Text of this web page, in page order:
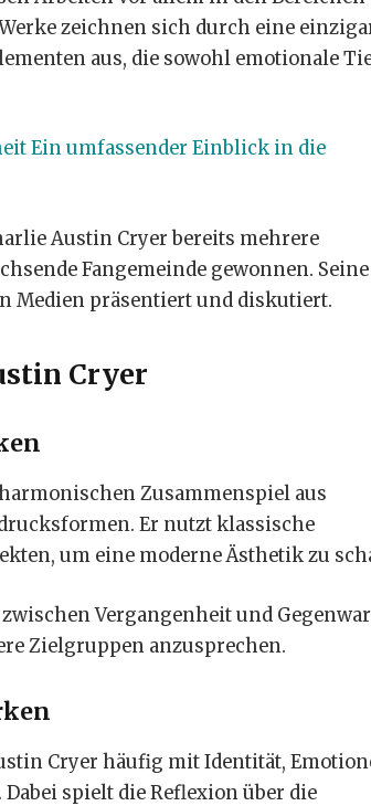
zeichnen sich durch eine
aus, die sowohl emotionale
Ein umfassender Einblick in die
Austin Cryer bereits mehrere
Fangemeinde gewonnen. Seine
Medien präsentiert und diskutiert.
Cryer
Zusammenspiel aus
Er nutzt klassische
um eine moderne Ästhetik zu
Vergangenheit und
Zielgruppen anzusprechen.
Cryer häufig mit Identität,
spielt die Reflexion über die